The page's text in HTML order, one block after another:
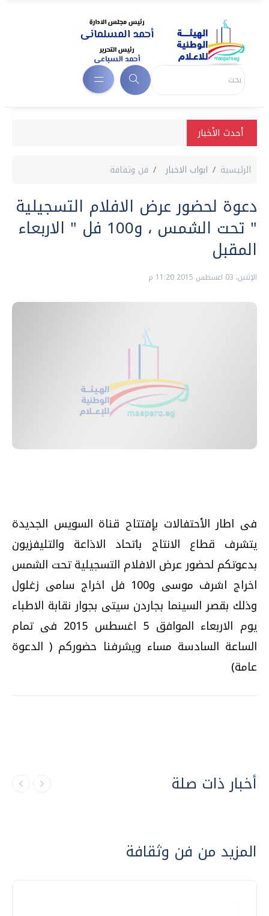
أحدث الأخبار
الرئيسية ابواب الاخبار فن وثقافة
دعوة لحضور عرض الافلام التسجيلية
" تحت الشمس ، و100 فل " الاربعاء
المقبل‏‏
الإثنين، 03 اغسطس 2015 11:20 م
فى اطار الأحتفالات بإفتتاح قناة السويس الجديدة
يتشرف قطاع الانتاج باتحاد الاذاعة والتليفزيون
بدعوتكم لحضور عرض الافلام التسجيلية تحت الشمس
اخراج اشرف موسى و100 فل اخراج سامى زغلول
وذلك بقصر السينما بجاردن سيتى بجوار نقابة الاطباء
يوم الاربعاء الموافق 5 اغسطس 2015 فى تمام
الساعة السادسة مساء ويشرفنا حضوركم ( الدعوة
عامة)
أخبار ذات صلة
المزيد من فن وثقافة